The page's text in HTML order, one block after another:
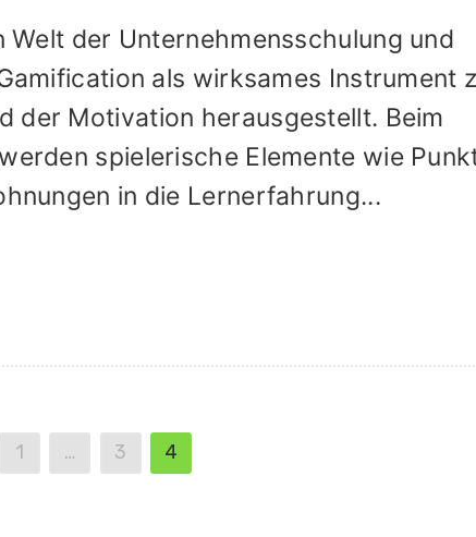
der Unternehmensschulung und
als wirksames Instrument
der Motivation herausgestellt. Beim
spielerische Elemente wie
in die Lernerfahrung...
1 … 3 4